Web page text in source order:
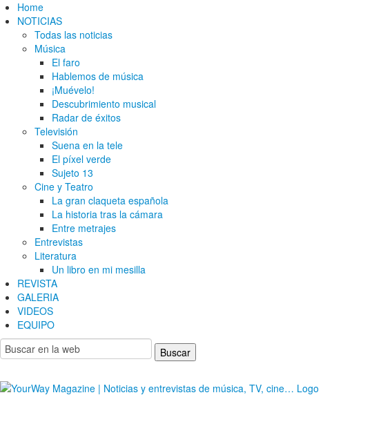
Home
NOTICIAS
Todas las noticias
Música
El faro
Hablemos de música
¡Muévelo!
Descubrimiento musical
Radar de éxitos
Televisión
Suena en la tele
El píxel verde
Sujeto 13
Cine y Teatro
La gran claqueta española
La historia tras la cámara
Entre metrajes
Entrevistas
Literatura
Un libro en mi mesilla
REVISTA
GALERIA
VIDEOS
EQUIPO